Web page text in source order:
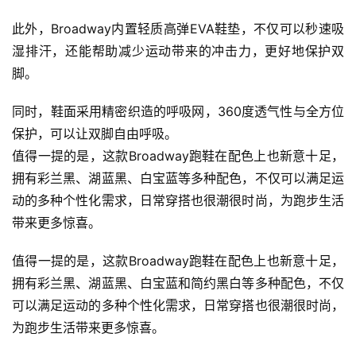
观
察
备
训
练
视
用
户
精
此外，Broadway内置轻质高弹EVA鞋垫，不仅可以秒速吸
湿排汗，还能帮助减少运动带来的冲击力，更好地保护双
脚。
同时，鞋面采用精密织造的呼吸网，360度透气性与全方位
保护，可以让双脚自由呼吸。
值得一提的是，这款Broadway跑鞋在配色上也新意十足，
拥有彩兰黑、湖蓝黑、白宝蓝等多种配色，不仅可以满足运
动的多种个性化需求，日常穿搭也很潮很时尚，为跑步生活
带来更多惊喜。
值得一提的是，这款Broadway跑鞋在配色上也新意十足，
拥有彩兰黑、湖蓝黑、白宝蓝和简约黑白等多种配色，不仅
可以满足运动的多种个性化需求，日常穿搭也很潮很时尚，
为跑步生活带来更多惊喜。